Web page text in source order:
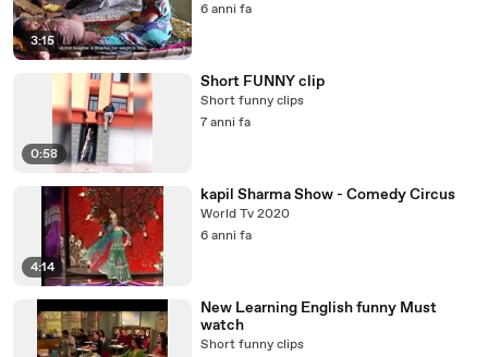
3:15
6 anni fa
0:58
Short FUNNY clip
Short funny clips
7 anni fa
4:14
kapil Sharma Show - Comedy Circus
World Tv 2020
6 anni fa
New Learning English funny Must
watch
Short funny clips